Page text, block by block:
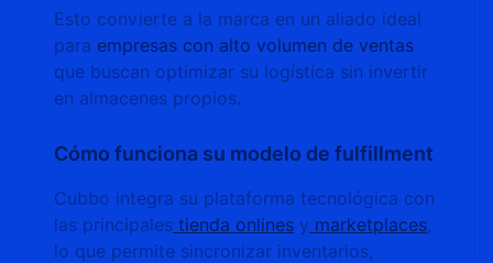
Esto convierte a la marca en un aliado ideal
para empresas con alto volumen de ventas
que buscan optimizar su logística sin invertir
en almacenes propios.
Cómo funciona su modelo de fulfillment
Cubbo integra su plataforma tecnológica con
las principales tienda onlines y marketplaces,
lo que permite sincronizar inventarios,